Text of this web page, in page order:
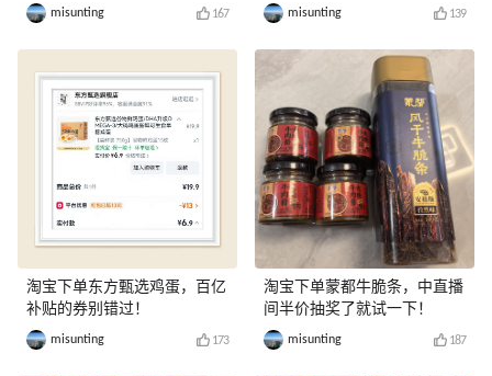
misunting 167
淘宝下单东方甄选鸡蛋，百亿
补贴的券别错过！
misunting 173
misunting 139
淘宝下单蒙都牛脆条，中直播
间半价抽奖了就试一下！
misunting 187